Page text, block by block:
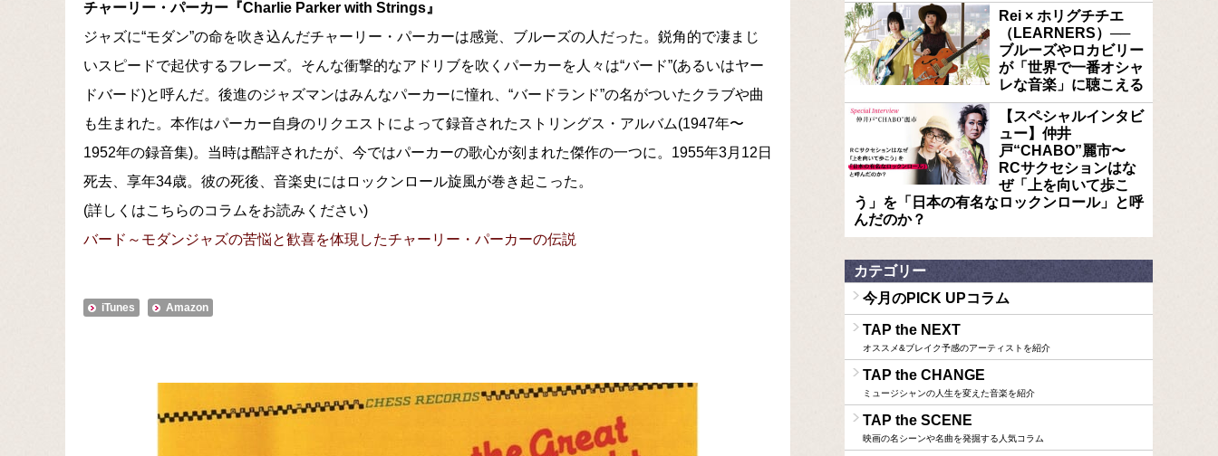
チャーリー・パーカー『Charlie Parker with Strings』
ジャズに“モダン”の命を吹き込んだチャーリー・パーカーは感覚、ブルーズの人だった。鋭角的で凄まじ
いスピードで起伏するフレーズ。そんな衝撃的なアドリブを吹くパーカーを人々は“バード”(あるいはヤー
ドバード)と呼んだ。後進のジャズマンはみんなパーカーに憧れ、“バードランド”の名がついたクラブや曲
も生まれた。本作はパーカー自身のリクエストによって録音されたストリングス・アルバム(1947年〜
1952年の録音集)。当時は酷評されたが、今ではパーカーの歌心が刻まれた傑作の一つに。1955年3月12日
死去、享年34歳。彼の死後、音楽史にはロックンロール旋風が巻き起こった。
(詳しくはこちらのコラムをお読みください)
バード～モダンジャズの苦悩と歓喜を体現したチャーリー・パーカーの伝説
iTunes Amazon
Rei × ホリグチチエ
（LEARNERS）──
ブルーズやロカビリー
が「世界で一番オシャ
レな音楽」に聴こえる
【スペシャルインタビ
ュー】仲井
戸“CHABO”麗市〜
RCサクセションはな
ぜ「上を向いて歩こ
う」を「日本の有名なロックンロール」と呼
んだのか？
カテゴリー
今月のPICK UPコラム
TAP the NEXT
オススメ&ブレイク予感のアーティストを紹介
TAP the CHANGE
ミュージシャンの人生を変えた音楽を紹介
TAP the SCENE
映画の名シーンや名曲を発掘する人気コラム